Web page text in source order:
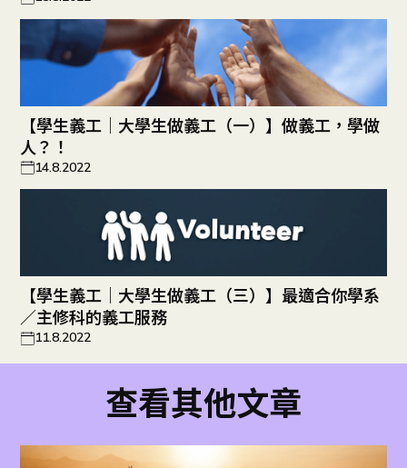
【學生義工｜大學生做義工（一）】做義工，學做
人？！
14.8.2022
【學生義工｜大學生做義工（三）】最適合你學系
／主修科的義工服務
11.8.2022
查看其他文章